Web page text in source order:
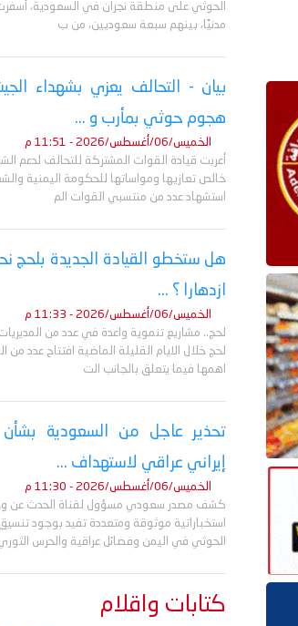
مدنيًا، بينهم سبعة سعوديين، من ب
بيان - التحالف يعزي بشهداء
هجوم حوثي بمأرب و ...
الخميس/06/أغسطس/2026 - 11:51 م
أعربت قيادة القوات المشتركة للتحالف لدعم
خالص تعازيها ومواساتها للحكومة اليمنية
استشهاد عدد من منتسبي القوات الم
هل ستخطو القيادة الجديدة بلحج
ازدهارا ؟ ...
الخميس/06/أغسطس/2026 - 11:33 م
لحج.. مشاريع تنموية واعدة في عدد من
لحج خلال الايام القليلة الماضية افتتاح عدد من
اهمها فيما يتعلق بالجانب الت
تحذير عاجل من السعودية
إيراني عراقي لاستهداف ...
الخميس/06/أغسطس/2026 - 11:30 م
كشف مصدر سعودي مسؤول لقناة الحدث عن
استخباراتية موثوقة ومتعددة تفيد بوجود
الحوثي في اليمن وفصائل عراقية والحرس
كتابات واقلام